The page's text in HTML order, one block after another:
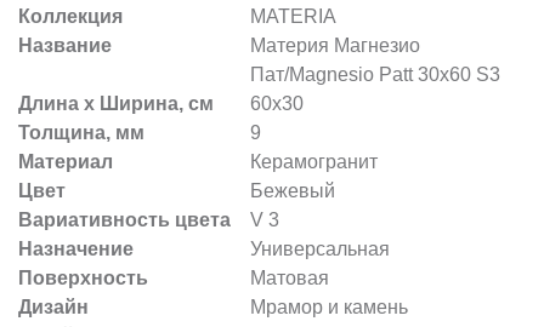
Коллекция
MATERIA
Название
Материя Магнезио
Пат/Magnesio Patt 30x60 S3
Длина х Ширина, см
60x30
Толщина, мм
9
Материал
Керамогранит
Цвет
Бежевый
Вариативность цвета
V 3
Назначение
Универсальная
Поверхность
Матовая
Дизайн
Мрамор и камень